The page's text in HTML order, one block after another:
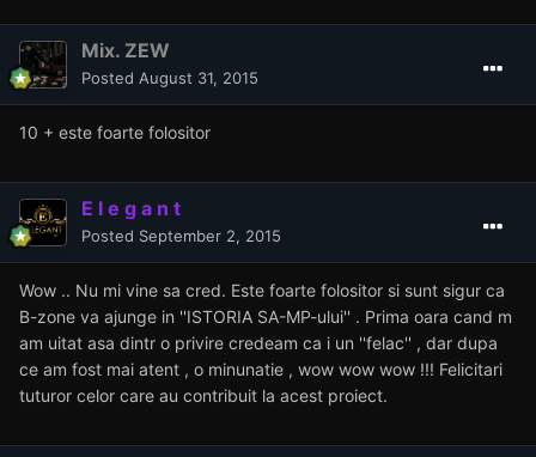
Mix. ZEW
Posted August 31, 2015
10 + este foarte folositor
E l e g a n t
Posted September 2, 2015
Wow .. Nu mi vine sa cred. Este foarte folositor si sunt sigur ca
B-zone va ajunge in ''ISTORIA SA-MP-ului'' . Prima oara cand m
am uitat asa dintr o privire credeam ca i un ''felac'' , dar dupa
ce am fost mai atent , o minunatie , wow wow wow !!! Felicitari
tuturor celor care au contribuit la acest proiect.